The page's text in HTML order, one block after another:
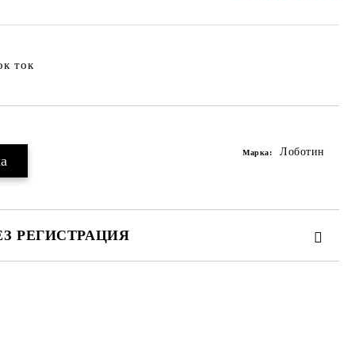
ток
Марка: Лоботин
РЕГИСТРАЦИЯ